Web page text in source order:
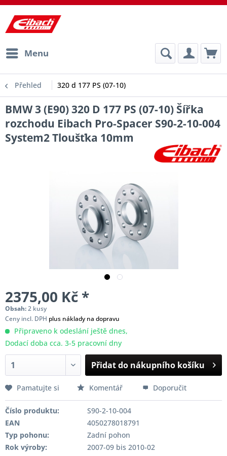
Menu
Přehled 320 d 177 PS (07-10)
BMW 3 (E90) 320 D 177 PS (07-10) Šířka
rozchodu Eibach Pro-Spacer S90-2-10-004
System2 Tloušťka 10mm
2375,00 Kč *
Obsah:2 kusy
Ceny incl. DPH plus náklady na dopravu
Připraveno k odeslání ještě dnes,
Dodací doba cca. 3-5 pracovní dny
Přidat do nákupního košíku
Pamatujte si Komentář Doporučit
Číslo produktu:
S90-2-10-004
EAN
4050278018791
Typ pohonu:
Zadní pohon
Rok výroby:
2007-09 bis 2010-02